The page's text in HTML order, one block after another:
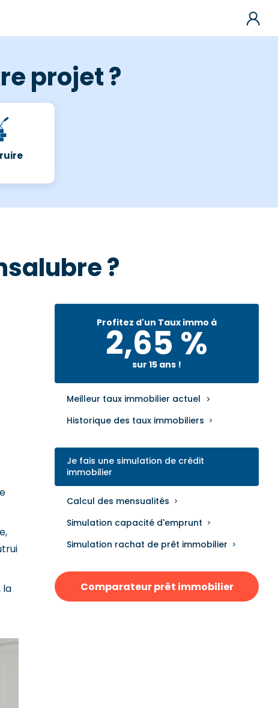
projet ?
?
la
Profitez d'un Taux immo à
2,65 %
sur 15 ans !
Meilleur taux immobilier actuel
Historique des taux immobiliers
Je fais une simulation de crédit
immobilier
Calcul des mensualités
Simulation capacité d'emprunt
Simulation rachat de prêt immobilier
Comparateur prêt immobilier